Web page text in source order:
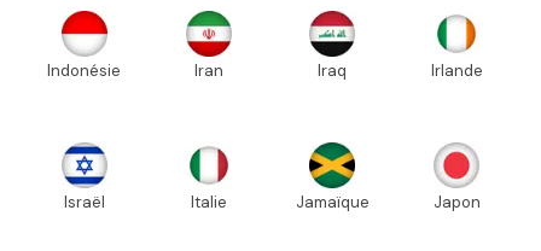
Indonésie Iran Iraq Irlande
Israël Italie Jamaïque Japon